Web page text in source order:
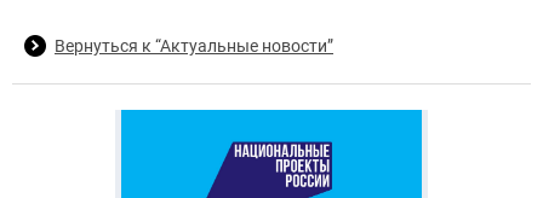
Вернуться к “Актуальные новости”